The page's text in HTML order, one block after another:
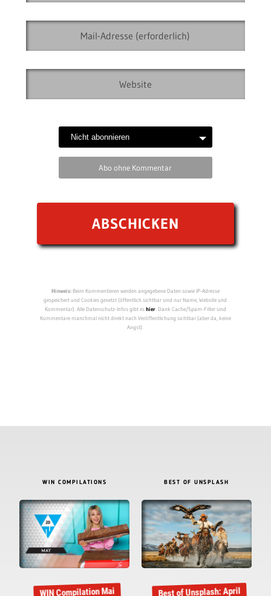
Abo ohne Kommentar
Hinweis:Beim Kommentieren werden angegebene Daten sowie IP-Adresse
gespeichert und Cookies gesetzt (öffentlich sichtbar sind nur Name, Website und
Kommentar). Alle Datenschutz-Infos gibt eshier. Dank Cache/Spam-Filter sind
Kommentare manchmal nicht direkt nach Veröffentlichung sichtbar (aber da, keine
Angst).
WIN COMPILATIONS
WIN Compilation Mai
BEST OF UNSPLASH
Best of Unsplash: April